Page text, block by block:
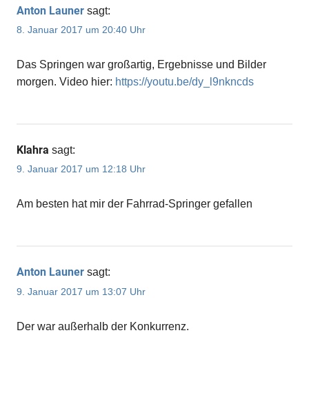
Anton Launer sagt:
8. Januar 2017 um 20:40 Uhr
Das Springen war großartig, Ergebnisse und Bilder
morgen. Video hier: https://youtu.be/dy_l9nkncds
Klahra sagt:
9. Januar 2017 um 12:18 Uhr
Am besten hat mir der Fahrrad-Springer gefallen
Anton Launer sagt:
9. Januar 2017 um 13:07 Uhr
Der war außerhalb der Konkurrenz.